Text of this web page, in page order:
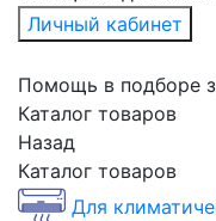
Личный кабинет
Помощь в подборе
Каталог товаров
Назад
Каталог товаров
Для